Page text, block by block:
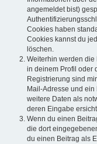
angemeldet bist)
Cookies haben
Cookies kannst du
löschen.
Weiterhin werden
in deinem Profil oder
Registrierung sind
Mail-Adresse und
weitere Daten als
deren Eingabe
Wenn du einen
die dort
du einen Beitrag als